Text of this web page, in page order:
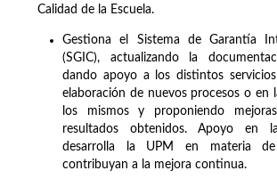
Calidad de la Escuela.
Gestiona el Sistema de Garantía
(SGIC), actualizando la
dando apoyo a los distintos
elaboración de nuevos procesos o en
los mismos y proponiendo
resultados obtenidos. Apoyo en
desarrolla la UPM en materia
contribuyan a la mejora continua.